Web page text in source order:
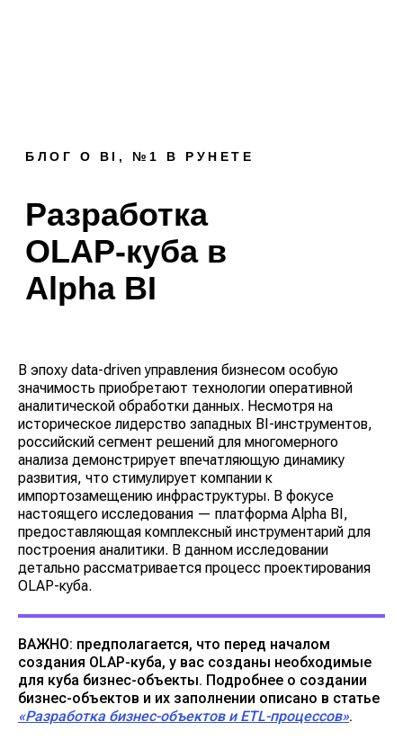
Разработка
Alpha BI
В эпоху data-driven управления бизнесом особую
значимость приобретают технологии оперативной
аналитической обработки данных. Несмотря на
историческое лидерство западных BI-инструментов,
российский сегмент решений для многомерного
анализа демонстрирует впечатляющую динамику
развития, что стимулирует компании к
импортозамещению инфраструктуры. В фокусе
настоящего исследования — платформа Alpha BI,
предоставляющая комплексный инструментарий для
построения аналитики. В данном исследовании
детально рассматривается процесс проектирования
OLAP-куба.
ВАЖНО: предполагается, что перед началом
создания OLAP-куба, у вас созданы необходимые
для куба бизнес-объекты. Подробнее о создании
бизнес-объектов и их заполнении описано в статье
«Разработка бизнес-объектов и ETL-процессов».